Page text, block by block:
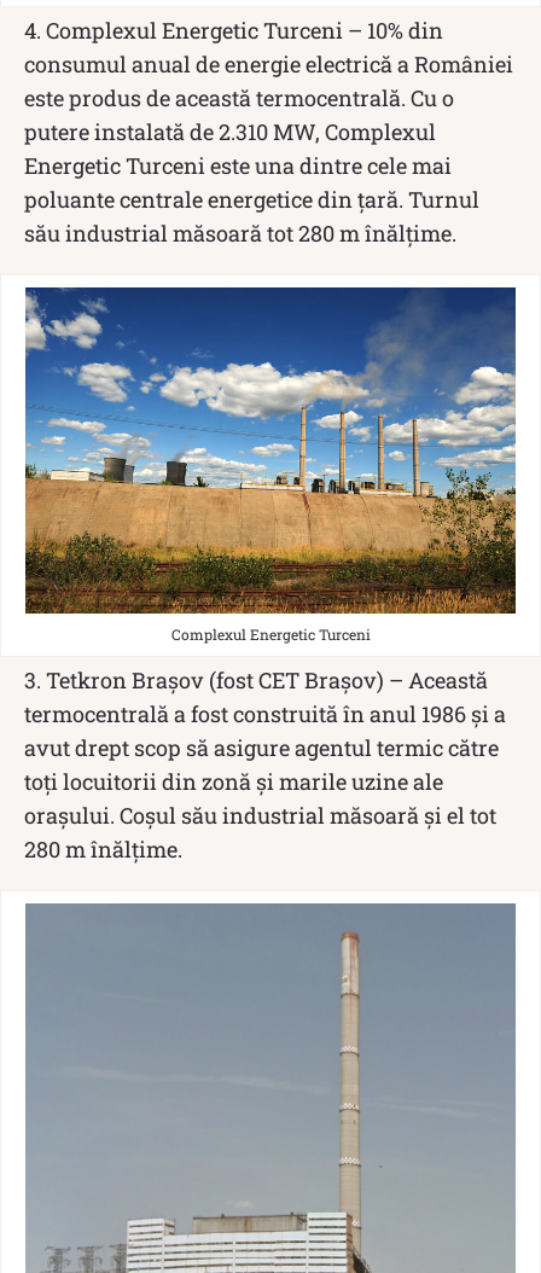
4. Complexul Energetic Turceni – 10% din
consumul anual de energie electrică a României
este produs de această termocentrală. Cu o
putere instalată de 2.310 MW, Complexul
Energetic Turceni este una dintre cele mai
poluante centrale energetice din țară. Turnul
său industrial măsoară tot 280 m înălțime.
Complexul Energetic Turceni
3. Tetkron Brașov (fost CET Brașov) – Această
termocentrală a fost construită în anul 1986 și a
avut drept scop să asigure agentul termic către
toți locuitorii din zonă și marile uzine ale
orașului. Coșul său industrial măsoară și el tot
280 m înălțime.